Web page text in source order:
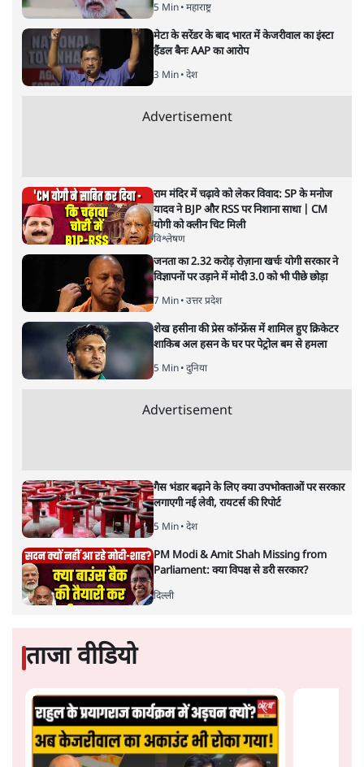
ताजा खबरें
झारखंड के आंदोलनकारी छात्रों ने दबाव बढ़ाया,
बॉम्बे हाई कोर्ट ने तरुण तेजपाल को रेप केस में 10
साल की कठोर कैद की सज़ा सुनाई
5 Min•
मेटा के सरेंडर के बाद भारत में केजरीवाल का इंस्टा
हैंडल बैनः AAP का आरोप
3 Min• देश
Advertisement
राम मंदिर में चढ़ावे को लेकर विवाद: SP के मनोज
जनता का 2.32 करोड़ रोज़ाना खर्चः योगी सरकार ने
विज्ञापनों पर उड़ाने में मोदी 3.0 को भी पीछे छोड़ा
7 Min• उत्तर प्रदेश
शेख हसीना की प्रेस कॉन्फ्रेंस में शामिल हुए क्रिकेटर
शाकिब अल हसन के घर पर पेट्रोल बम से हमला
5 Min
गैस भंडार बढ़ाने के लिए क्या उपभोक्ताओं पर सरकार
लगाएगी नई लेवी, रायटर्स की रिपोर्ट
5 Min•देश